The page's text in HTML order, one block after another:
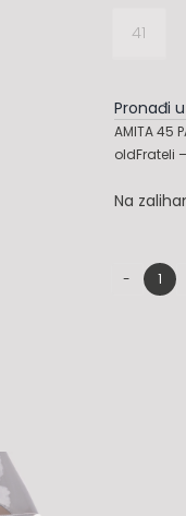
41
Pronađi
AMITA 45
oldFrateli
Na